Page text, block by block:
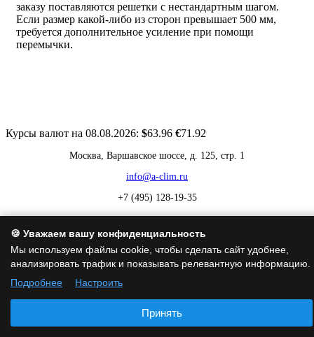
заказу поставляются решетки с нестандартным шагом.
Если размер какой-либо из сторон превышает 500 мм,
требуется дополнительное усиление при помощи
перемычки.
Курсы валют на 08.08.2026: $63.96 €71.92
Москва, Варшавское шоссе, д. 125, стр. 1
info@a-clim.ru
+7 (495) 128-19-35
Политика обработки персональных данных
использования cookie
|
Согласие на обработку персональных
данных
🍪 Уважаем вашу конфиденциальность
Мы используем файлы cookie, чтобы сделать сайт удобнее,
анализировать трафик и показывать релевантную информацию.
Подробнее
Настроить
Принять